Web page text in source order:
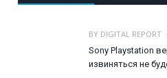
BY DIGITAL REPORT
Sony Playstation
извиняться не